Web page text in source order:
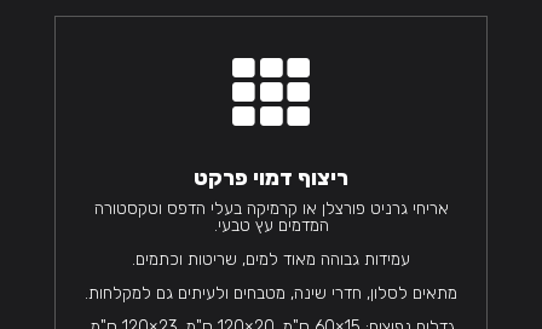

ריצוף דמוי פרקט
אריחי גרניט פורצלן או קרמיקה בעלי הדפס וטקסטורה
המדמים עץ טבעי.
עמידות גבוהה מאוד למים, שריטות וכתמים.
מתאים לסלון, חדרי שינה, מטבחים ולעיתים גם למקלחות.